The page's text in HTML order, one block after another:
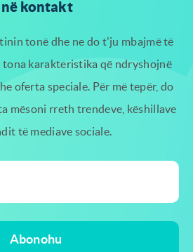
në kontakt
tonë dhe ne do t'ju mbajmë të
tona karakteristika që ndryshojnë
oferta speciale. Për më tepër, do
mësoni rreth trendeve, këshillave
të mediave sociale.
Abonohu